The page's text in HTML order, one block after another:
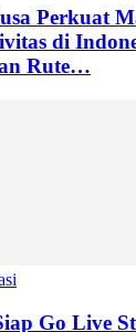
Perkuat
di
Rute…
Go Live